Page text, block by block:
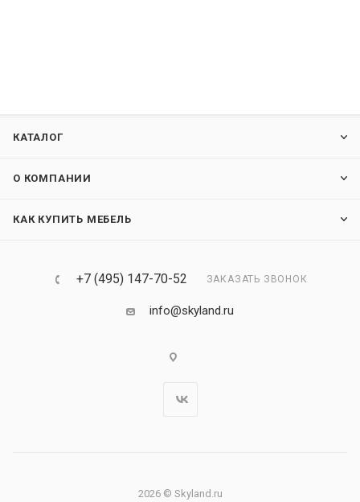
КАТАЛОГ
О КОМПАНИИ
КАК КУПИТЬ МЕБЕЛЬ
+7 (495) 147-70-52 ЗАКАЗАТЬ ЗВОНОК
info@skyland.ru
2026 © Skyland.ru